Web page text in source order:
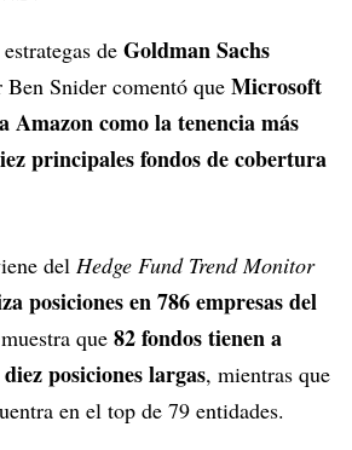
de Goldman Sachs
Snider comentó que Microsoft
Amazon como la tenencia más
principales fondos de cobertura
del Hedge Fund Trend Monitor
posiciones en 786 empresas del
que 82 fondos tienen a
posiciones largas, mientras que
en el top de 79 entidades.